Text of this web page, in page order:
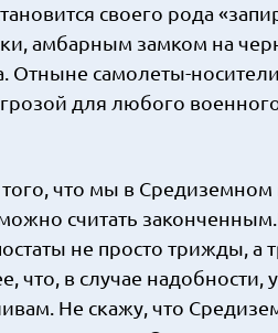
своего рода
амбарным замком на
Отныне самолеты-
для любого
что мы в
считать
не просто трижды, а
что, в случае надобности,
Не скажу, что